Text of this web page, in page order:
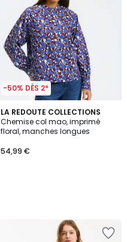
-50% DÈS 2*
LA REDOUTE COLLECTIONS
Chemise col mao, imprimé
floral, manches longues
54,99 €